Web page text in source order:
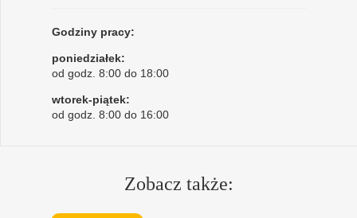
Godziny pracy:
poniedziałek:
od godz. 8:00 do 18:00
wtorek-piątek:
od godz. 8:00 do 16:00
Zobacz także: